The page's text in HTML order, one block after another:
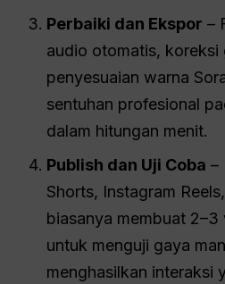
Perbaiki dan Ekspor –
audio otomatis, koreksi
penyesuaian warna
sentuhan profesional
dalam hitungan menit.
Publish dan Uji Coba –
Shorts, Instagram
biasanya membuat
untuk menguji gaya
menghasilkan interaksi